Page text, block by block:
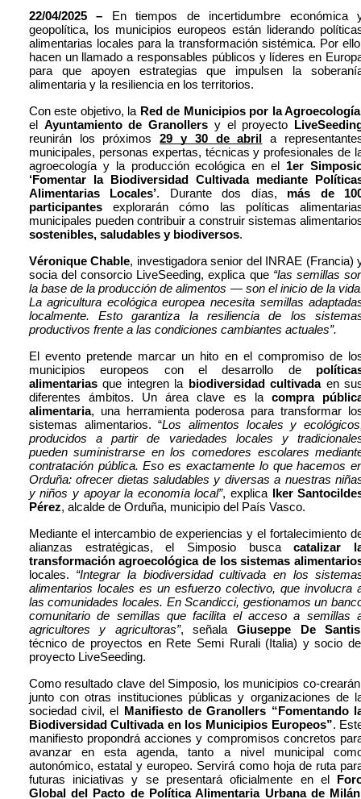
22/04/2025 – En tiempos de incertidumbre económica
geopolítica, los municipios europeos están liderando
alimentarias locales para la transformación sistémica. Por
hacen un llamado a responsables públicos y líderes en
para que apoyen estrategias que impulsen la
alimentaria y la resiliencia en los territorios.
Con este objetivo, la Red de Municipios por la Agroecología
el Ayuntamiento de Granollers y el proyecto
reunirán los próximos 29 y 30 de abril
a
municipales, personas expertas, técnicas y profesionales de
agroecología y la producción ecológica en el 1er
‘Fomentar la Biodiversidad Cultivada mediante
Alimentarias Locales’. Durante dos días, más de
participantes explorarán cómo las políticas
sostenibles, saludables y biodiversos.
Véronique Chable, investigadora senior del INRAE (Francia)
socia del consorcio LiveSeeding, explica que “las semillas
la base de la producción de alimentos — son el inicio de la
La agricultura ecológica europea necesita semillas
localmente. Esto garantiza la resiliencia de los
productivos frente a las condiciones cambiantes actuales”.
El evento pretende marcar un hito en el compromiso de
municipios europeos con el desarrollo de
alimentarias que integren la biodiversidad cultivada en
diferentes ámbitos. Un área clave es la compra
alimentaria, una herramienta poderosa para transformar
sistemas alimentarios. “Los alimentos locales y
producidos a partir de variedades locales y
pueden suministrarse en los comedores escolares
contratación pública. Eso es exactamente lo que hacemos
Orduña: ofrecer dietas saludables y diversas a nuestras
y niños y apoyar la economía local”, explica
Iker
Pérez, alcalde de Orduña, municipio del País Vasco.
Mediante el intercambio de experiencias y el fortalecimiento
alianzas estratégicas, el Simposio busca catalizar
transformación agroecológica de los sistemas
locales. “Integrar la biodiversidad cultivada en los
alimentarios locales es un esfuerzo colectivo, que involucra
las comunidades locales. En Scandicci, gestionamos un
comunitario de semillas que facilita el acceso a semillas
agricultores y agricultoras”, señala Giuseppe De Santis
técnico de proyectos en Rete Semi Rurali (Italia) y socio
proyecto LiveSeeding.
Como resultado clave del Simposio, los municipios co-
junto con otras instituciones públicas y organizaciones de
sociedad civil, el
Manifiesto de Granollers “Fomentando
Biodiversidad Cultivada en los Municipios Europeos”.
manifiesto propondrá acciones y compromisos concretos
avanzar en esta agenda, tanto a nivel municipal
autonómico, estatal y europeo. Servirá como hoja de ruta
futuras iniciativas y se presentará oficialmente en el
Global del Pacto de Política Alimentaria Urbana de